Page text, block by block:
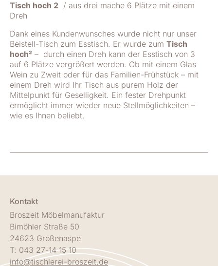
Tisch hoch 2 / aus drei mache 6 Plätze mit einem
Dreh
Dank eines Kundenwunsches wurde nicht nur unser
Beistell-Tisch zum Esstisch. Er wurde zum Tisch
hoch² – durch einen Dreh kann der Esstisch von 3
auf 6 Plätze vergrößert werden. Ob mit einem Glas
Wein zu Zweit oder für das Familien-Frühstück – mit
einem Dreh wird Ihr Tisch aus purem Holz der
Mittelpunkt für Geselligkeit. Ein fester Drehpunkt
ermöglicht immer wieder neue Stellmöglichkeiten –
wie es Ihnen beliebt.
Kontakt
Broszeit Möbelmanufaktur
Bimöhler Straße 50
24623 Großenaspe
T: 043 27-14 15 10
info@tischlerei-broszeit.de